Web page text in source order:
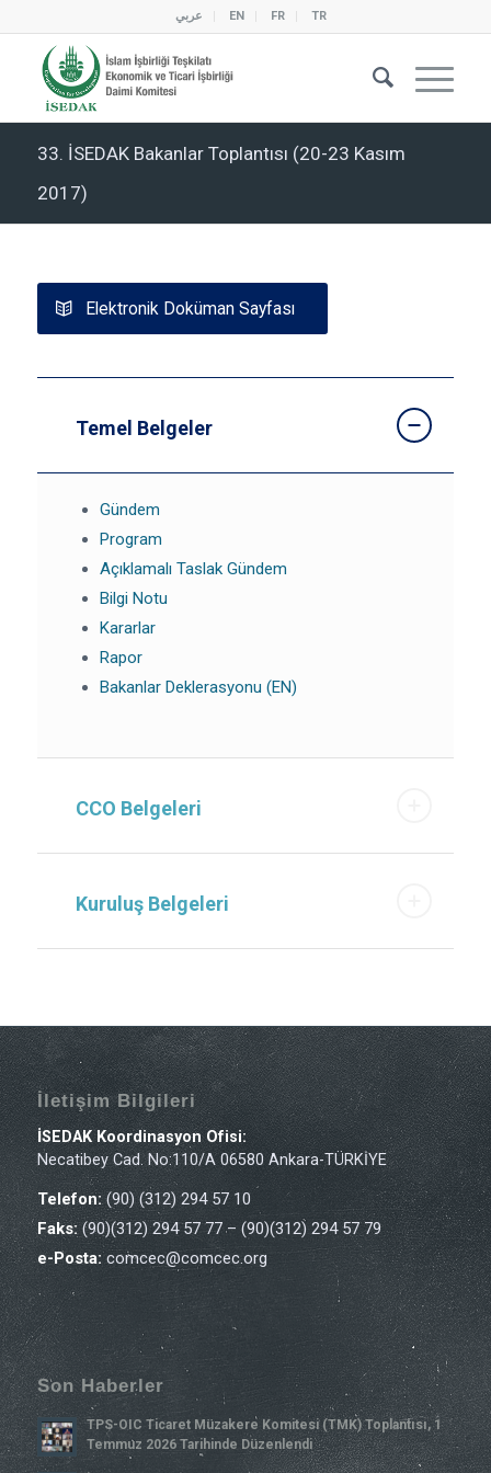
عربي EN FR TR
33. İSEDAK Bakanlar Toplantısı (20-23 Kasım
2017)
Elektronik Doküman Sayfası
Temel Belgeler
Gündem
Program
Açıklamalı Taslak Gündem
Bilgi Notu
Kararlar
Rapor
Bakanlar Deklerasyonu (EN)
CCO Belgeleri
Kuruluş Belgeleri
İletişim Bilgileri
İSEDAK Koordinasyon Ofisi:
Necatibey Cad. No:110/A 06580 Ankara-TÜRKİYE
Telefon:(90) (312) 294 57 10
Faks:(90)(312) 294 57 77 – (90)(312) 294 57 79
e-Posta:comcec@comcec.org
Son Haberler
TPS-OIC Ticaret Müzakere Komitesi (TMK) Toplantısı, 1
Temmuz 2026 Tarihinde Düzenlendi